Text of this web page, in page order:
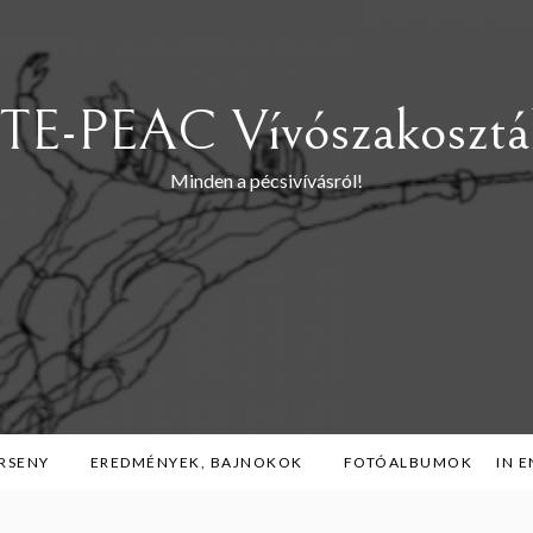
PEAC
Minden a pécsivívásról!
EREDMÉNYEK, BAJNOKOK FOTÓALBUMOK IN